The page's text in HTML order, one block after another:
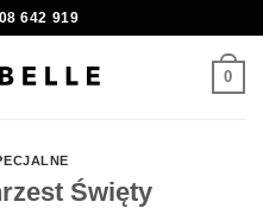
642 919
0
Święty